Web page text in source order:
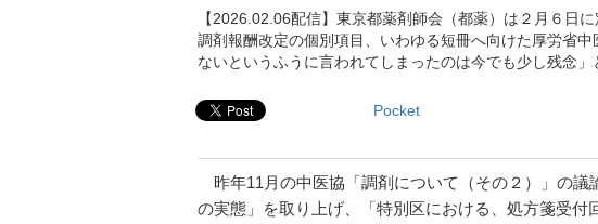
【2026.02.06配信】東京都薬剤師会（都薬）は２月６日
調剤報酬改定の個別項目、いわゆる短冊へ向けた厚労省
ないというふうに言われてしまったのは今でも少し残念」
Pocket
昨年11月の中医協「調剤について（その２）」の議
の実態」を取り上げ、「特別区における、処方箋受付